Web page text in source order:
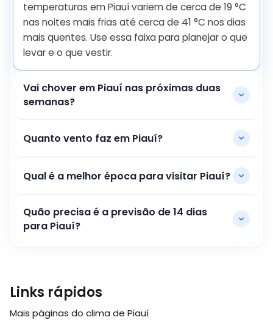
temperaturas em Piauí variem de cerca de 19 °C
nas noites mais frias até cerca de 41 °C nos dias
mais quentes. Use essa faixa para planejar o que
levar e o que vestir.
Vai chover em Piauí nas próximas duas
semanas?
Quanto vento faz em Piauí?
Qual é a melhor época para visitar Piauí?
Quão precisa é a previsão de 14 dias
para Piauí?
Links rápidos
Mais páginas do clima de Piauí